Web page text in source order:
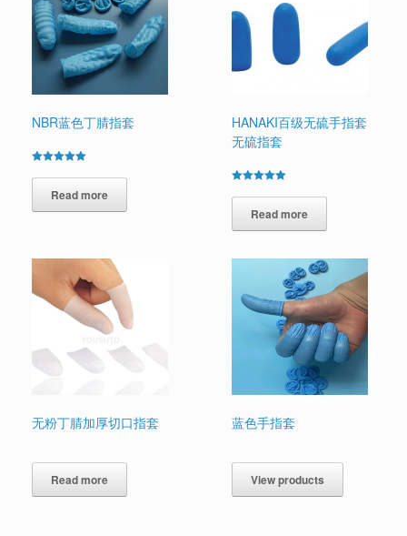
NBR蓝色丁腈指套
5.00
out of 5Read more
HANAKI百级无硫手指套
无硫指套
5.00
out of 5Read more
无粉丁腈加厚切口指套
Read more
蓝色手指套
View products